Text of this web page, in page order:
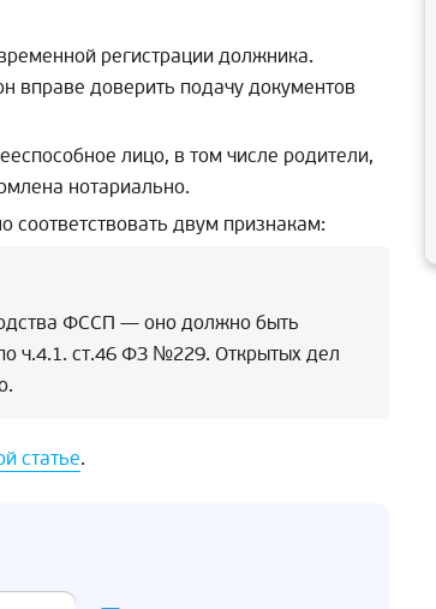
регистрации должника.
вправе доверить подачу документов
лицо, в том числе родители,
нотариально.
соответствовать двум признакам:
ФССП — оно должно быть
ч.4.1. ст.46 ФЗ №229. Открытых дел
статье.